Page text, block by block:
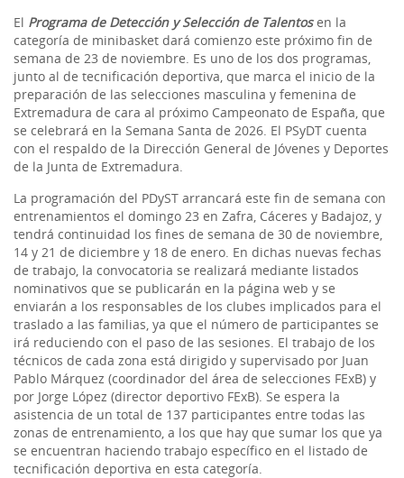
El Programa de Detección y Selección de Talentosen la
categoría de minibasket dará comienzo este próximo fin de
semana de 23 de noviembre. Es uno de los dos programas,
junto al de tecnificación deportiva, que marca el inicio de la
preparación de las selecciones masculina y femenina de
Extremadura de cara al próximo Campeonato de España, que
se celebrará en la Semana Santa de 2026. El PSyDT cuenta
con el respaldo de la Dirección General de Jóvenes y Deportes
de la Junta de Extremadura.
La programación del PDyST arrancará este fin de semana con
entrenamientos el domingo 23 en Zafra, Cáceres y Badajoz, y
tendrá continuidad los fines de semana de 30 de noviembre,
14 y 21 de diciembre y 18 de enero. En dichas nuevas fechas
de trabajo, la convocatoria se realizará mediante listados
nominativos que se publicarán en la página web y se
enviarán a los responsables de los clubes implicados para el
traslado a las familias, ya que el número de participantes se
irá reduciendo con el paso de las sesiones. El trabajo de los
técnicos de cada zona está dirigido y supervisado por Juan
Pablo Márquez (coordinador del área de selecciones FExB) y
por Jorge López (director deportivo FExB). Se espera la
asistencia de un total de 137 participantes entre todas las
zonas de entrenamiento, a los que hay que sumar los que ya
se encuentran haciendo trabajo específico en el listado de
tecnificación deportiva en esta categoría.